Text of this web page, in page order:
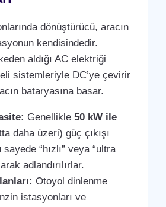
dönüştürücü, aracın
kendisindedir.
aldığı AC elektriği
sistemleriyle DC’ye çevirir
bataryasına basar.
Genellikle50 kW ile
daha üzeri) güç çıkışı
“hızlı” veya “ultra
adlandırılırlar.
Otoyol dinlenme
istasyonları ve